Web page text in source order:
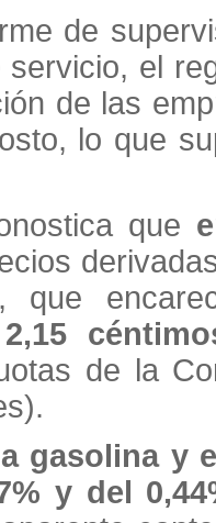
de
el
de las
lo que
que
que
de la
gasolina y
y del